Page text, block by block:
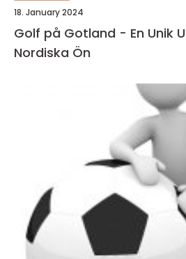
18. January 2024
Golf på Gotland - En Unik
Nordiska Ön